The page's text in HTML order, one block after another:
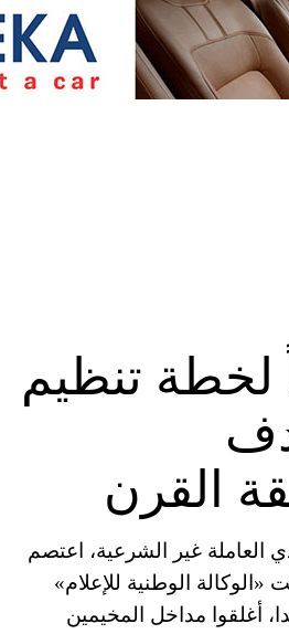
لخطة تنظيم
القرن
العاملة غير الشرعية، اعتصم
الوطنية للإعلام»
أغلقوا مداخل المخيمين